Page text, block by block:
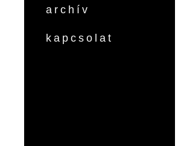
archív
kapcsolat